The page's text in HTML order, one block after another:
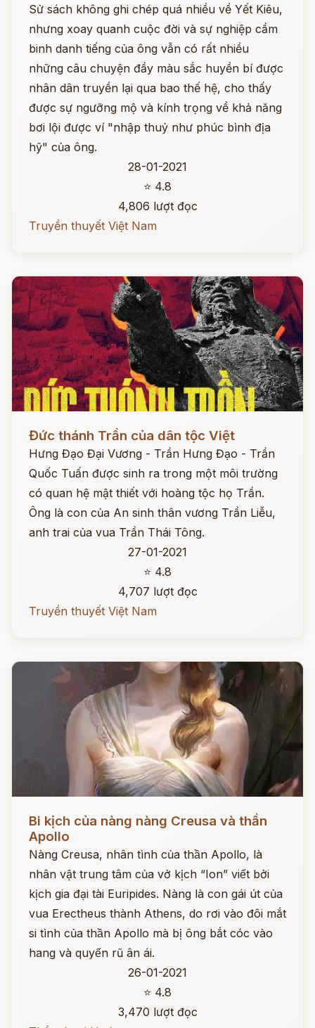
Sử sách không ghi chép quá nhiều về Yết Kiêu,
nhưng xoay quanh cuộc đời và sự nghiệp cầm
binh danh tiếng của ông vẫn có rất nhiều
những câu chuyện đầy màu sắc huyền bí được
nhân dân truyền lại qua bao thế hệ, cho thấy
được sự ngưỡng mộ và kính trọng về khả năng
bơi lội được ví "nhập thuỷ như phúc bình địa
hỹ" của ông.
28-01-2021
⭐ 4.8
4,806 lượt đọc
Truyền thuyết Việt Nam
Đức thánh Trần của dân tộc Việt
Hưng Đạo Đại Vương - Trần Hưng Đạo - Trần
Quốc Tuấn được sinh ra trong một môi trường
có quan hệ mật thiết với hoàng tộc họ Trần.
Ông là con của An sinh thân vương Trần Liễu,
anh trai của vua Trần Thái Tông.
27-01-2021
⭐ 4.8
4,707 lượt đọc
Truyền thuyết Việt Nam
Bi kịch của nàng nàng Creusa và thần
Apollo
Nàng Creusa, nhân tình của thần Apollo, là
nhân vật trung tâm của vở kịch “Ion” viết bởi
kịch gia đại tài Euripides. Nàng là con gái út của
vua Erectheus thành Athens, do rơi vào đôi mắt
si tình của thần Apollo mà bị ông bắt cóc vào
hang và quyến rũ ân ái.
26-01-2021
⭐ 4.8
3,470 lượt đọc